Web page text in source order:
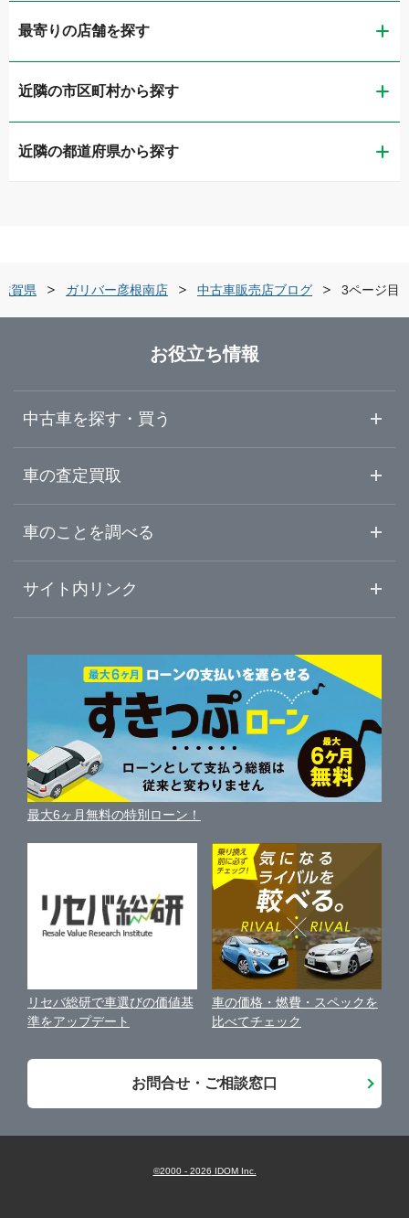
最寄りの店舗を探す
ガリバー彦根店
ガリバー彦根南店
ガリバー近江八幡店
LIBERALA リベラーラ滋賀
ガリバー草津南店
ガリバー車検 草津南店
ガリバー草津南店 板金工場
ガリバー甲賀店
近隣の市区町村から探す
彦根市
大津・草津・守山
近江八幡・東近江・甲賀
彦根・長浜・米原
近隣の都道府県から探す
奈良県
和歌山県
賀県 ガリバー彦根南店 中古車販売店ブログ 3ページ目
お役立ち情報
中古車を探す・買う
中古車情報・中古車検索
初めての中古車購入ガイド
中古車人気ランキング
自動車ローンを調べる
ガリバーの自動車ローン
車買い替えの基礎知識
近くのお店で車を探す
車の査定買取
車査定・車買取ならガリバー
ガリバーの査定が選ばれる理由
車を売る時よくある質問
便利な査定サービス
中古車買取相場（毎月更新）
車の個人売買ガイド
車のことを調べる
車初心者まとめ
新車・中古車カタログ
車の燃費を調べる
車種別クチコミ
車比較サイト
サイト内リンク
サイトマップ
サイトの使用条件
利用規約
保険代理店業務に関する基本方針
古物営業法に基づく表示
お客様の声
会社案内
最大6ヶ月無料の特別ローン！
リセバ総研で車選びの価値基
準をアップデート
車の価格・燃費・スペックを
比べてチェック
お問合せ・ご相談窓口
©2000 - 2026 IDOM Inc.